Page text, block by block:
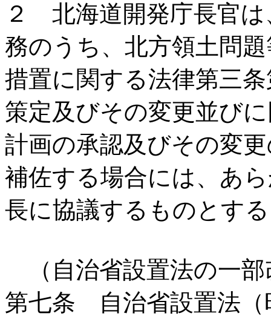
２ 北海道開発庁長官は
務のうち、北方領土問
措置に関する法律第三
策定及びその変更並び
計画の承認及びその変
補佐する場合には、あ
長に協議するものとす
（自治省設置法の一部
第七条 自治省設置法（